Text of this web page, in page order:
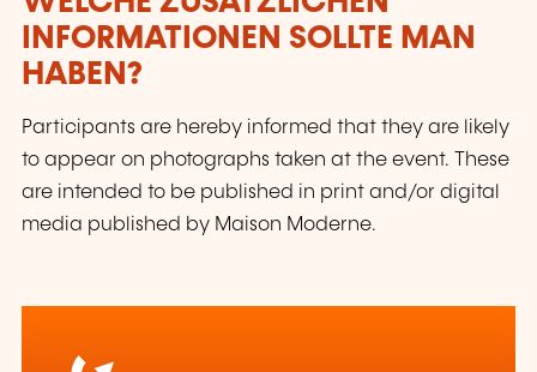
INFORMATIONEN SOLLTE MAN
HABEN?
Participants are hereby informed that they are likely
to appear on photographs taken at the event. These
are intended to be published in print and/or digital
media published by Maison Moderne.